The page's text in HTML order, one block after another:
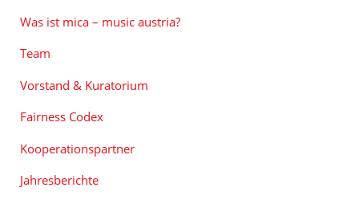
Was ist mica – music austria?
Team
Vorstand & Kuratorium
Fairness Codex
Kooperationspartner
Jahresberichte